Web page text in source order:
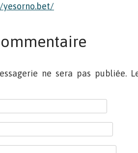
yesorno.bet/
ne sera pas publiée.